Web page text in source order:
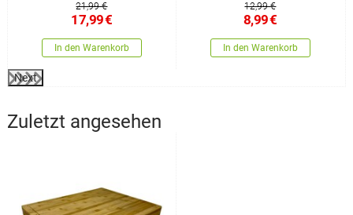
21,99 €
17,99€
In den Warenkorb
12,99 €
8,99€
In den Warenkorb
Next
Zuletzt angesehen